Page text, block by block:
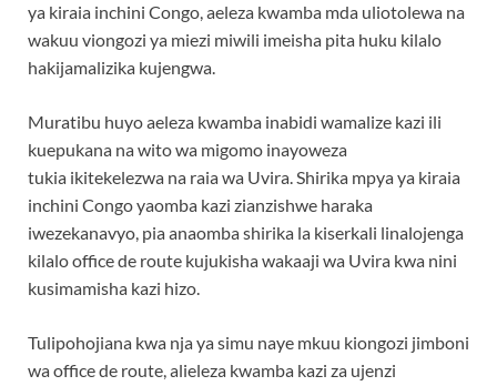
ya kiraia inchini Congo, aeleza kwamba mda uliotolewa na
wakuu viongozi ya miezi miwili imeisha pita huku kilalo
hakijamalizika kujengwa.
Muratibu huyo aeleza kwamba inabidi wamalize kazi ili
kuepukana na wito wa migomo inayoweza
tukia ikitekelezwa na raia wa Uvira. Shirika mpya ya kiraia
inchini Congo yaomba kazi zianzishwe haraka
iwezekanavyo, pia anaomba shirika la kiserkali linalojenga
kilalo office de route kujukisha wakaaji wa Uvira kwa nini
kusimamisha kazi hizo.
Tulipohojiana kwa nja ya simu naye mkuu kiongozi jimboni
wa office de route, alieleza kwamba kazi za ujenzi